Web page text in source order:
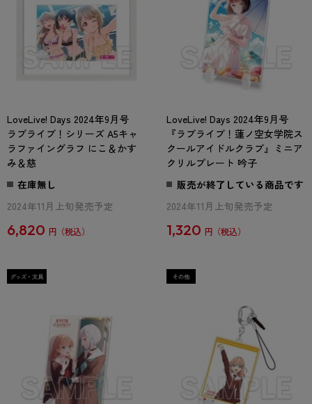
LoveLive! Days 2024年9月号
ラブライブ！シリーズ A5キャ
ラファイングラフ にこ＆かす
み＆慈
在庫無し
2024年11月上旬発売予定
6,820 円
LoveLive! Days 2024年9月号
『ラブライブ！蓮ノ空女学院ス
クールアイドルクラブ』ミニア
クリルプレート 吟子
販売が終了している商品です
2024年11月上旬発売予定
1,320 円